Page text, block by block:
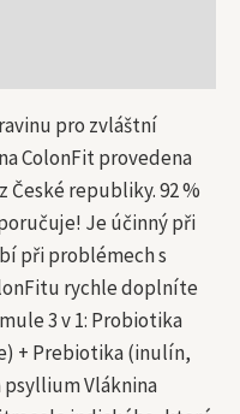
pro zvláštní
ColonFit provedena
republiky. 92 %
Je účinný při
při problémech s
rychle doplníte
3 v 1: Probiotika
+ Prebiotika (inulín,
Vláknina